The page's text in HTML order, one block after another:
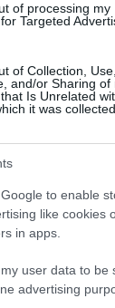
of processing my
Targeted
of Collection, Use,
and/or Sharing of
Is Unrelated
it was collected.
to enable
like cookies
in apps.
user data to be
advertising
és
Őszinte
mint a
elkorcsosultak.
haderőt
egyik
hogy ellássa
vezetését is.
volt. Bár